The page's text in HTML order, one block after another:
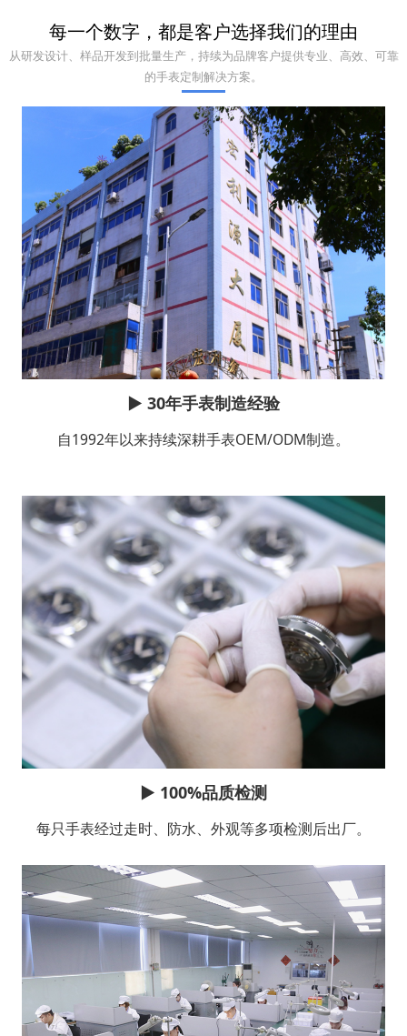
每一个数字，都是客户选择我们的理由
从研发设计、样品开发到批量生产，持续为品牌客户提供专业、高效、可靠
的手表定制解决方案。
▶ 30年手表制造经验
自1992年以来持续深耕手表OEM/ODM制造。
▶ 100%品质检测
每只手表经过走时、防水、外观等多项检测后出厂。